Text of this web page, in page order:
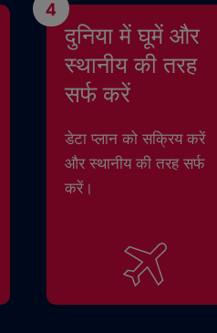
4
दुनिया में घूमें और
स्थानीय की तरह
सर्फ करें
डेटा प्लान को सक्रिय करें
और स्थानीय की तरह सर्फ
करें।